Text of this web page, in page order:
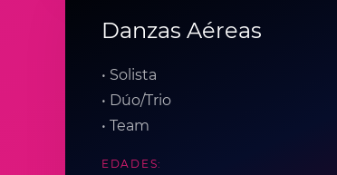
Danzas Aéreas
• Solista
• Dúo/Trio
• Team
EDADES: